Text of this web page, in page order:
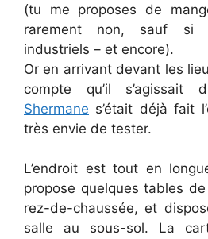
(tu me proposes de
rarement non, sauf si
industriels – et encore).
Or en arrivant devant les
compte qu’il s’agissait
Shermane s’était déjà fait
très envie de tester.
L’endroit est tout en
propose quelques tables
rez-de-chaussée, et
salle au sous-sol. La